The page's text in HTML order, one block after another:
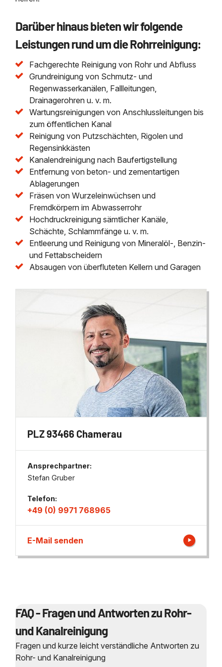
Darüber hinaus bieten wir folgende
Leistungen rund um die Rohrreinigung:
Fachgerechte Reinigung von Rohr und Abfluss
Grundreinigung von Schmutz- und
Regenwasserkanälen, Fallleitungen,
Drainagerohren u. v. m.
Wartungsreinigungen von Anschlussleitungen bis
zum öffentlichen Kanal
Reinigung von Putzschächten, Rigolen und
Regensinkkästen
Kanalendreinigung nach Baufertigstellung
Entfernung von beton- und zementartigen
Ablagerungen
Fräsen von Wurzeleinwüchsen und
Fremdkörpern im Abwasserrohr
Hochdruckreinigung sämtlicher Kanäle,
Schächte, Schlammfänge u. v. m.
Entleerung und Reinigung von Mineralöl-, Benzin-
und Fettabscheidern
Absaugen von überfluteten Kellern und Garagen
PLZ 93466 Chamerau
Ansprechpartner:
Stefan Gruber
Telefon:
+49 (0) 9971 768965
E-Mail senden
FAQ - Fragen und Antworten zu Rohr-
und Kanalreinigung
Fragen und kurze leicht verständliche Antworten zu
Rohr- und Kanalreinigung